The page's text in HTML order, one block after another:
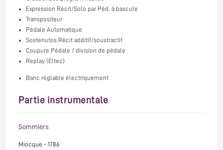
Expression Récit/Solo par Péd. à bascule
Transpositeur
Pédale Automatique
Sostenutos Récit additif/soustractif
Coupure Pédale / division de pédale
Replay (Eltec)
Banc réglable électriquement
Partie instrumentale
Sommiers
Miocque - 1786